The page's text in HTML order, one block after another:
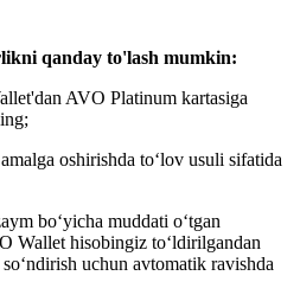
qanday to'lash mumkin:
AVO Platinum kartasiga
oshirishda to‘lov usuli sifatida
bo‘yicha muddati o‘tgan
Wallet hisobingiz to‘ldirilgandan
uchun avtomatik ravishda